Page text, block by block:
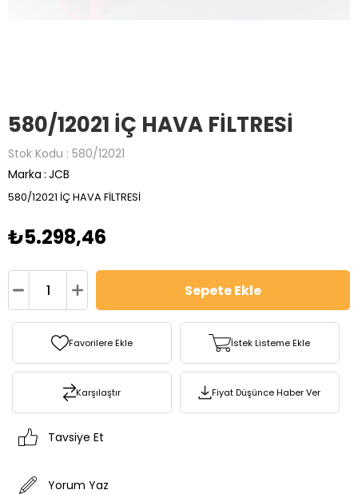
580/12021 İÇ HAVA FİLTRESİ
Stok Kodu 580/12021
Marka : JCB
580/12021 İÇ HAVA FİLTRESİ
₺5.298,46
Favorilere Ekle İstek Listeme Ekle
Karşılaştır Fiyat Düşünce Haber Ver
Tavsiye Et
Yorum Yaz